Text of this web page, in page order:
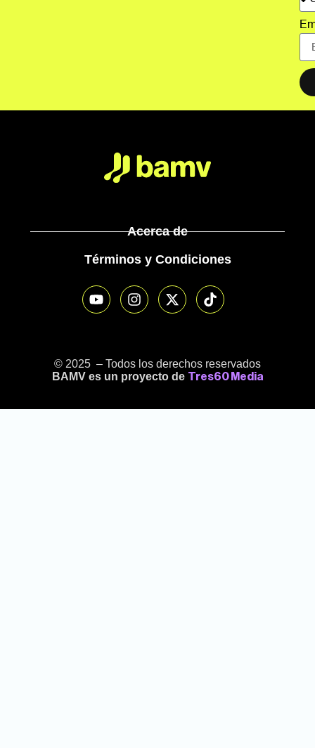
Acerca de
Términos y Condiciones
© 2025 – Todos los derechos reservados
BAMV es un proyecto de Tres60 Media